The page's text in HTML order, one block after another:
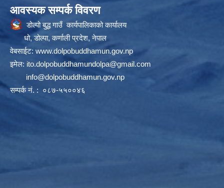
आवस्यक सम्पर्क विवरण
डोल्पो बुद्ध गाउँ कार्यपालिकाको कार्यालय
धो, डोल्पा, कर्णाली प्रदेश, नेपाल
वेबसाईट: www.dolpobuddhamun.gov.np
इमेल: ito.dolpobuddhamundolpa@gmail.com
info@dolpobuddhamun.gov.np
सम्पर्क नं. : ०८७-५५००४६